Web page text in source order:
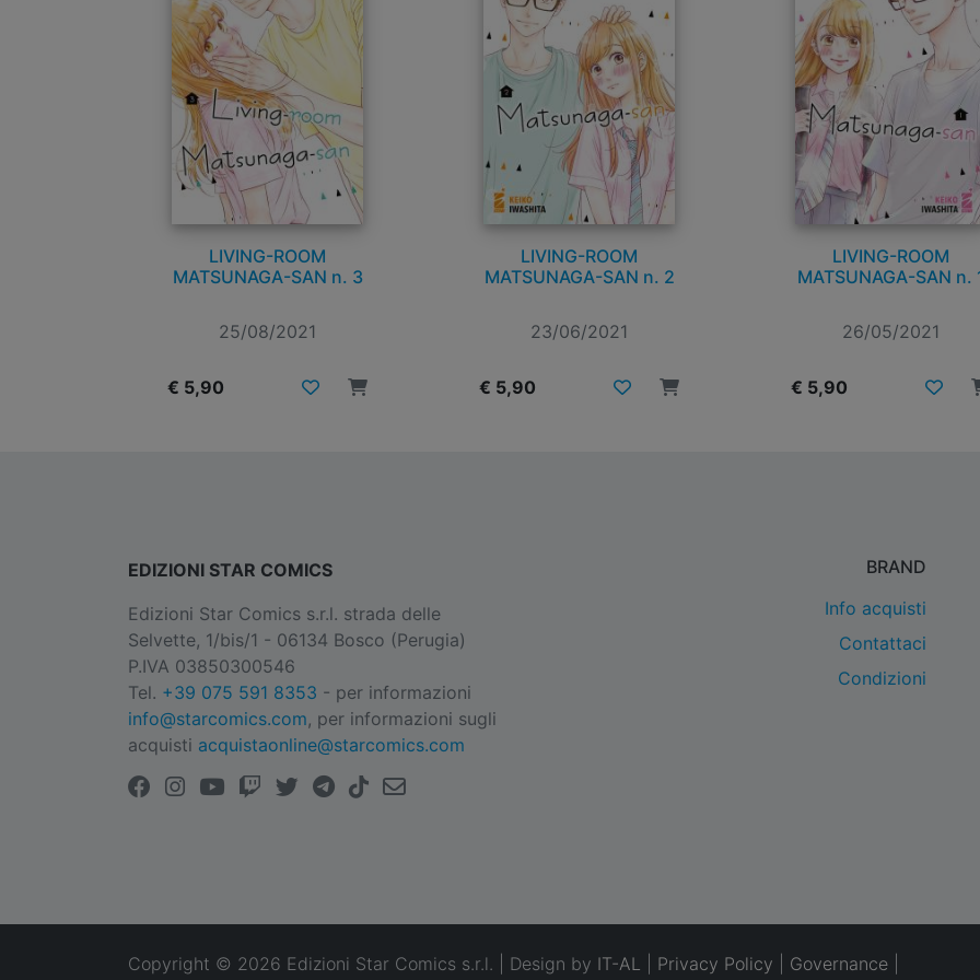
LIVING-ROOM
MATSUNAGA-SAN n. 3
25/08/2021
€ 5,90
LIVING-ROOM
MATSUNAGA-SAN n. 2
23/06/2021
€ 5,90
LIVING-ROOM
MATSUNAGA-SAN n.
26/05/2021
€ 5,90
EDIZIONI STAR COMICS
Edizioni Star Comics s.r.l. strada delle
Selvette, 1/bis/1 - 06134 Bosco (Perugia)
P.IVA 03850300546
Tel. +39 075 591 8353 - per informazioni
info@starcomics.com, per informazioni sugli
acquisti acquistaonline@starcomics.com
BRAND
Info acquisti
Contattaci
Condizioni
Copyright © 2026 Edizioni Star Comics s.r.l. | Design by IT-AL Privacy Policy Governance